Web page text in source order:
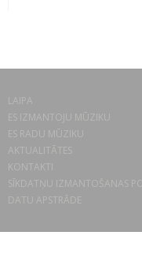
LAIPA
ES IZMANTOJU MŪZIKU
ES RADU MŪZIKU
AKTUALITĀTES
KONTAKTI
SĪKDATŅU IZMANTOŠANAS
DATU APSTRĀDE